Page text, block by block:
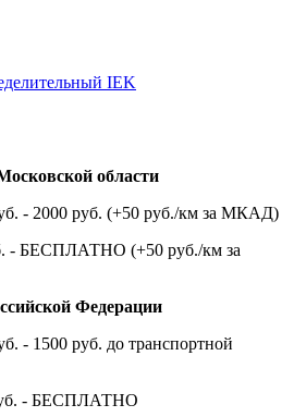
IEK
области
- 2000 руб. (+50 руб./км за МКАД)
- БЕСПЛАТНО (+50 руб./км за
Федерации
- 1500 руб. до транспортной
- БЕСПЛАТНО